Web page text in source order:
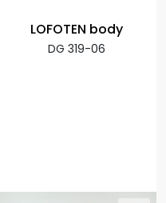
LOFOTEN body
DG 319-06